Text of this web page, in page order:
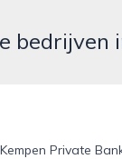
bedrijven
Private